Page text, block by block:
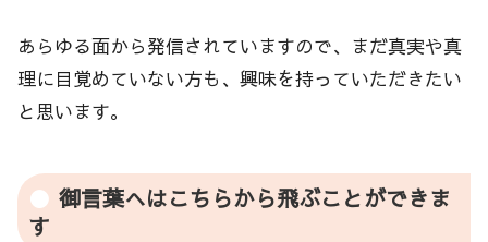
あらゆる面から発信されていますので、まだ真実や真
理に目覚めていない方も、興味を持っていただきたい
と思います。
御言葉へはこちらから飛ぶことができま
す